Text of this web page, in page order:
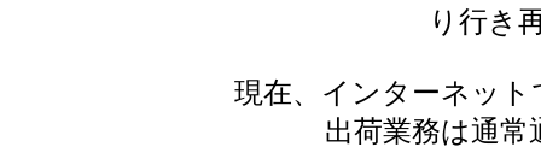
り行き
現在、インターネッ
出荷業務は通